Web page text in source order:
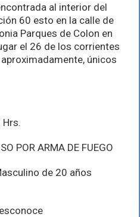
al interior del
60 esto en la calle de
Parques de Colon en
el 26 de los corrientes
únicos
ARMA DE FUEGO
de 20 años